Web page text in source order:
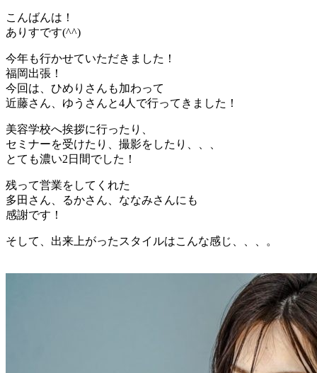
こんばんは！
ありすです(^^)
今年も行かせていただきました！
福岡出張！
今回は、ひめりさんも加わって
近藤さん、ゆうさんと4人で行ってきました！
美容学校へ挨拶に行ったり、
セミナーを受けたり、撮影をしたり、、、
とても濃い2日間でした！
残って営業をしてくれた
多田さん、るかさん、ななみさんにも
感謝です！
そして、出来上がったスタイルはこんな感じ、、、。